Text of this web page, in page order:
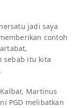
jadi saya
contoh
sebab itu kita
Martinus
PGD melibatkan